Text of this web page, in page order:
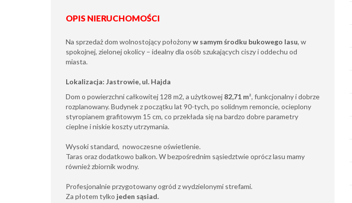
OPIS NIERUCHOMOŚCI
Na sprzedaż dom wolnostojący położonyw samym środku bukowego lasu, w
spokojnej, zielonej okolicy – idealny dla osób szukających ciszy i oddechu od
miasta.
Lokalizacja: Jastrowie, ul. Hajda
Dom o powierzchni całkowitej 128 m2, a użytkowej 82,71 m², funkcjonalny i dobrze
rozplanowany. Budynek z początku lat 90-tych, po solidnym remoncie, ocieplony
styropianem grafitowym 15 cm, co przekłada się na bardzo dobre parametry
cieplne i niskie koszty utrzymania.
Wysoki standard, nowoczesne oświetlenie.
Taras oraz dodatkowo balkon. W bezpośrednim sąsiedztwie oprócz lasu mamy
również zbiornik wodny.
Profesjonalnie przygotowany ogród z wydzielonymi strefami.
Za płotem tylko jeden sąsiad.